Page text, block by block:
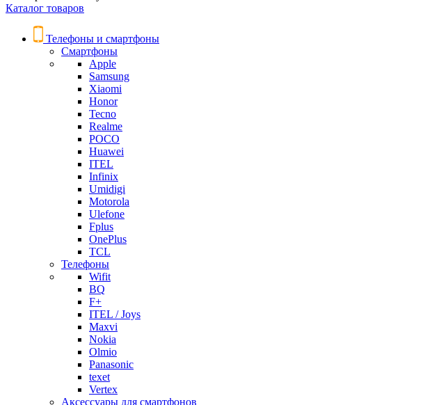
Каталог товаров
Телефоны и смартфоны
Смартфоны
Apple
Samsung
Xiaomi
Honor
Tecno
Realme
POCO
Huawei
ITEL
Infinix
Umidigi
Motorola
Ulefone
Fplus
OnePlus
TCL
Телефоны
Wifit
BQ
F+
ITEL / Joys
Maxvi
Nokia
Olmio
Panasonic
texet
Vertex
Аксессуары для смартфонов